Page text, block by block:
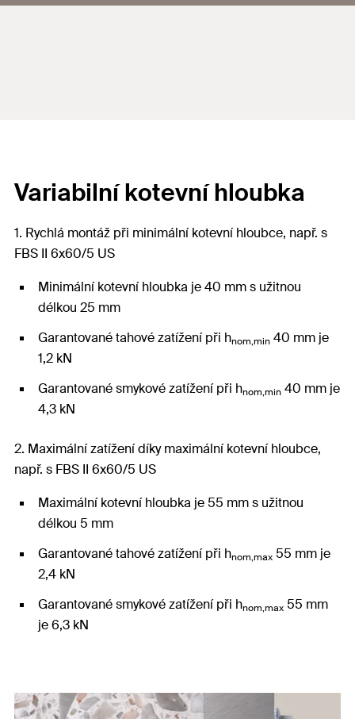
Variabilní kotevní hloubka
1. Rychlá montáž při minimální kotevní hloubce, např. s
FBS II 6x60/5 US
Minimální kotevní hloubka je 40 mm s užitnou
délkou 25 mm
Garantované tahové zatížení při hnom,min 40 mm je
1,2 kN
Garantované smykové zatížení při hnom,min 40 mm je
4,3 kN
2. Maximální zatížení díky maximální kotevní hloubce,
např. s FBS II 6x60/5 US
Maximální kotevní hloubka je 55 mm s užitnou
délkou 5 mm
Garantované tahové zatížení při hnom,max 55 mm je
2,4 kN
Garantované smykové zatížení při hnom,max 55 mm
je 6,3 kN